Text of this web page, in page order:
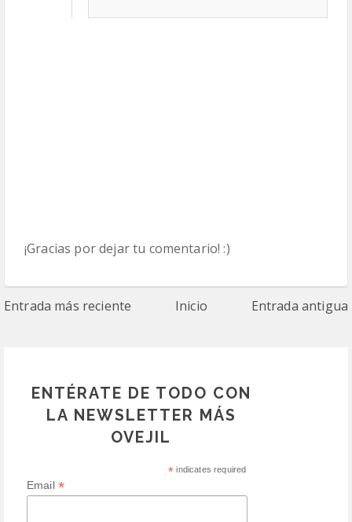
¡Gracias por dejar tu comentario! :)
Entrada más reciente Inicio Entrada antigua
ENTÉRATE DE TODO CON
LA NEWSLETTER MÁS
OVEJIL
* indicates required
Email *